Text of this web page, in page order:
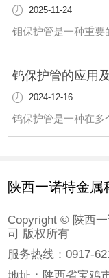
2025-11-24
钨保护管的应用
2024-12-16
陕西一诺特金属
Copyright © 陕西
司 版权所有
服务热线：0917-